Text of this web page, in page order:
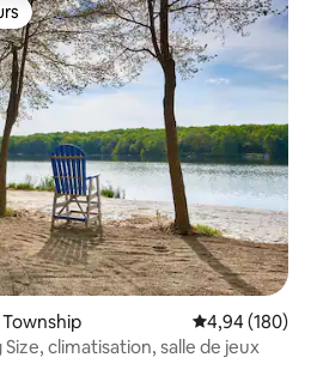
Évaluation
4,94 (180)
Size, climatisation, salle de jeux